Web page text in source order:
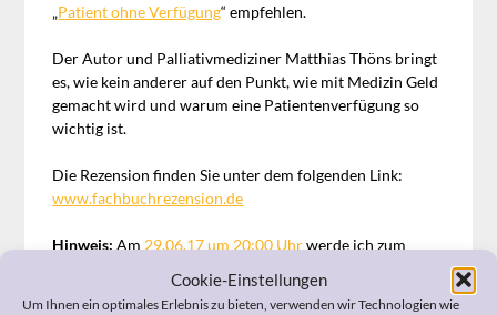
Cookie-Einstellungen
Um Ihnen ein optimales Erlebnis zu bieten, verwenden wir Technologien wie
„Patient ohne Verfügung“ empfehlen.
Der Autor und Palliativmediziner Matthias Thöns bringt
es, wie kein anderer auf den Punkt, wie mit Medizin Geld
gemacht wird und warum eine Patientenverfügung so
wichtig ist.
Die Rezension finden Sie unter dem folgenden Link:
www.fachbuchrezension.de
Hinweis: Am 29.06.17 um 20:00 Uhrwerde ich zum
„Patient am Lebensende“ in derBuchhandlung Franzis